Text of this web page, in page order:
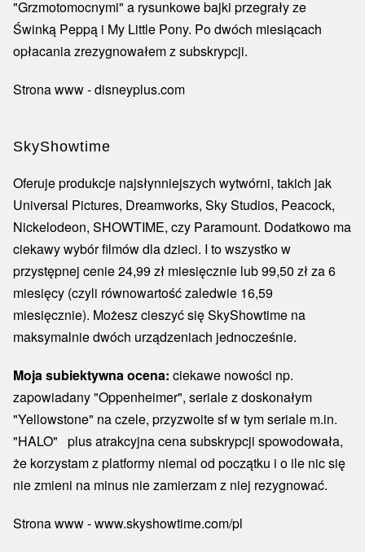
"Grzmotomocnymi" a rysunkowe bajki przegrały ze
Świnką Peppą i My Little Pony. Po dwóch miesiącach
opłacania zrezygnowałem z subskrypcji.
Strona www - disneyplus.com
SkyShowtime
Oferuje produkcje najsłynniejszych wytwórni, takich jak
Universal Pictures, Dreamworks, Sky Studios, Peacock,
Nickelodeon, SHOWTIME, czy Paramount. Dodatkowo ma
ciekawy wybór filmów dla dzieci. I to wszystko w
przystępnej cenie 24,99 zł miesięcznie lub 99,50 zł za 6
miesięcy (czyli równowartość zaledwie 16,59
miesięcznie). Możesz cieszyć się SkyShowtime na
maksymalnie dwóch urządzeniach jednocześnie.
Moja subiektywna ocena: ciekawe nowości np.
zapowiadany "Oppenheimer", seriale z doskonałym
"Yellowstone" na czele, przyzwoite sf w tym seriale m.in.
"HALO" plus atrakcyjna cena subskrypcji spowodowała,
że korzystam z platformy niemal od początku i o ile nic się
nie zmieni na minus nie zamierzam z niej rezygnować.
Strona www - www.skyshowtime.com/pl